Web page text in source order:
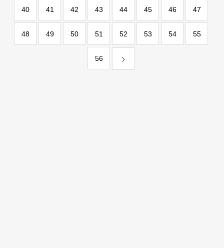
40 41 42 43 44 45 46 47
48 49 50 51 52 53 54 55
56